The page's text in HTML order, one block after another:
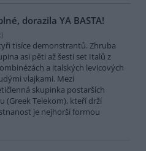
dorazila YA BASTA!
tisíce demonstrantů. Zhruba
asi pěti až šesti set Italů z
a italských levicových
vlajkami. Mezi
skupinka postarších
(Greek Telekom), kteří drží
je nejhorší formou